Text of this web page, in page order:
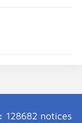
128682 notices